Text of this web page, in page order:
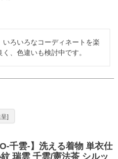
ろいろなコーディネートを楽
、色違いも検討中です。
]
千雲-】洗える着物 単衣仕
瑞雲 千雲/憲法茶 シルッ